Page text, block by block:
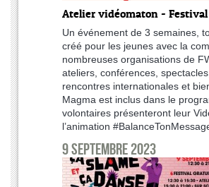
Atelier vidéomaton - Festival
Un événement de 3 semaines,
créé pour les jeunes avec la
nombreuses organisations de
ateliers, conférences,
rencontres internationales et
Magma est inclus dans le
volontaires présenteront leur
l’animation
9 septembre 2023